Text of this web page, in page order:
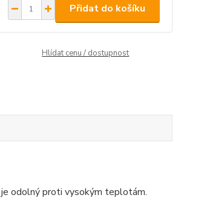
Přidat do košíku
Hlídat cenu / dostupnost
odolný proti vysokým teplotám.